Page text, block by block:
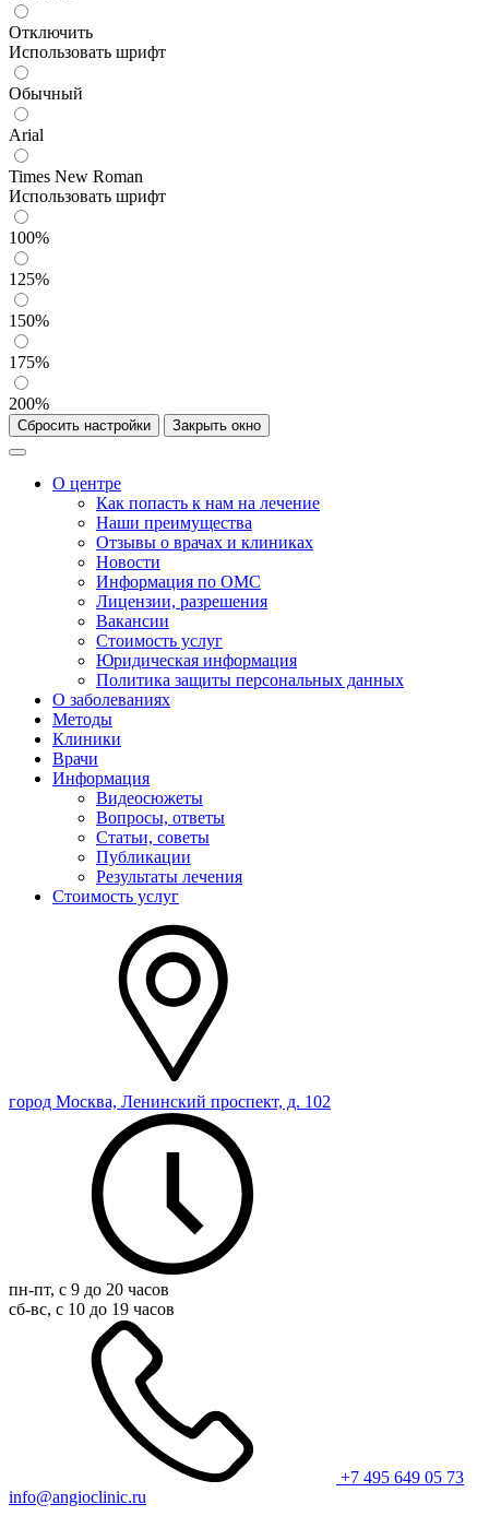
Отключить
Использовать шрифт
Обычный
Arial
Times New Roman
Использовать шрифт
100%
125%
150%
175%
200%
Сбросить настройки Закрыть окно
О центре
Как попасть к нам на лечение
Наши преимущества
Отзывы о врачах и клиниках
Новости
Информация по ОМС
Лицензии, разрешения
Вакансии
Стоимость услуг
Юридическая информация
Политика защиты персональных данных
О заболеваниях
Методы
Клиники
Врачи
Информация
Видеосюжеты
Вопросы, ответы
Статьи, советы
Публикации
Результаты лечения
Стоимость услуг
город Москва, Ленинский проспект, д. 102
пн-пт, с 9 до 20 часов
сб-вс, с 10 до 19 часов
+7 495 649 05 73
info@angioclinic.ru